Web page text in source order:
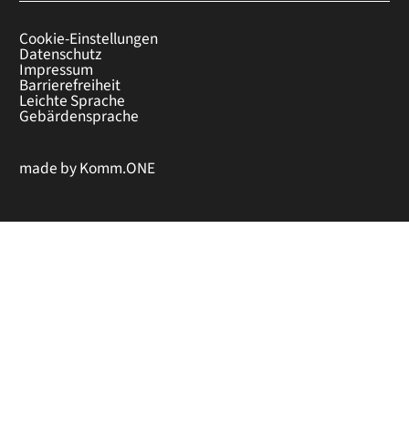
Cookie-Einstellungen
Datenschutz
Impressum
Barrierefreiheit
Leichte Sprache
Gebärdensprache
made byKomm.ONE